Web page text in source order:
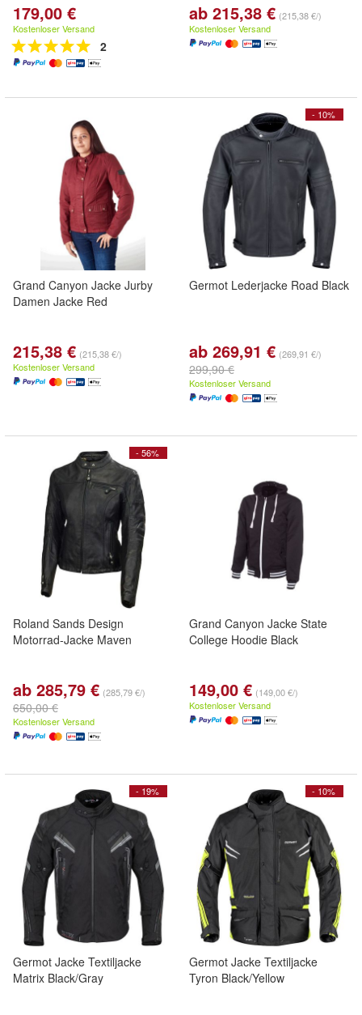
179,00 €
Kostenloser Versand
2
ab 215,38 € (215,38 €/)
Kostenloser Versand
Grand Canyon Jacke Jurby
Damen Jacke Red
215,38 € (215,38 €/)
Kostenloser Versand
- 10%
Germot Lederjacke Road Black
ab 269,91 € (269,91 €/)
299,90 €
Kostenloser Versand
- 56%
Roland Sands Design
Motorrad-Jacke Maven
ab 285,79 € (285,79 €/)
650,00 €
Kostenloser Versand
Grand Canyon Jacke State
College Hoodie Black
149,00 € (149,00 €/)
Kostenloser Versand
- 19%
Germot Jacke Textiljacke
Matrix Black/Gray
- 10%
Germot Jacke Textiljacke
Tyron Black/Yellow